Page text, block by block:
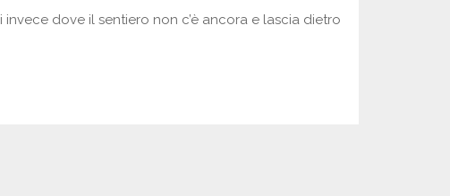
dove il sentiero non c’è ancora e lascia dietro